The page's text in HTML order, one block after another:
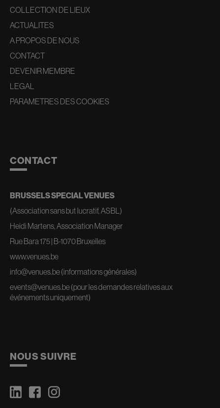
COLLECTION DE LIEUX
ACTUALITES
A PROPOS DE NOUS
CONTACT
DEVENIR MEMBRE
LEGAL
PARAMETRES DES COOKIES
CONTACT
BRUSSELS SPECIAL VENUES
(Association sans but lucratif, ASBL)
Heidi Martens, Association Manager
Rue Bara 175 | B-1070 Bruxelles
www.venues.be
info@venues.be(informations générales)
events@venues.be(pour les demandes relatives aux
événements uniquement)
NOUS SUIVRE